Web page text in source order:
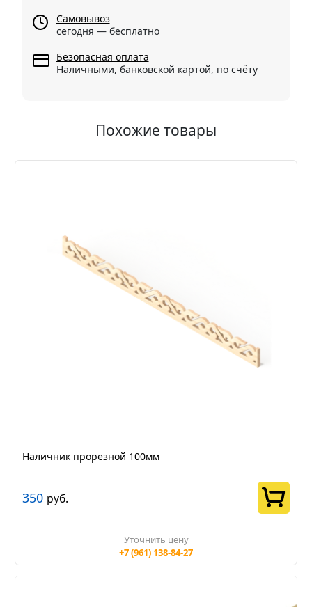
Самовывоз
сегодня — бесплатно
Безопасная оплата
Наличными, банковской картой, по счёту
Похожие товары
Наличник прорезной 100мм
350 руб.
Уточнить цену
+7 (961) 138-84-27